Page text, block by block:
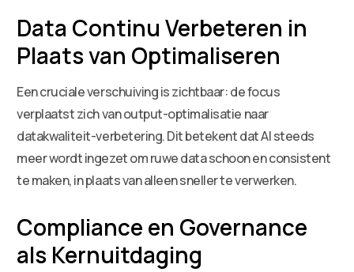
Data Continu Verbeteren in
Plaats van Optimaliseren
Een cruciale verschuiving is zichtbaar: de focus
verplaatst zich van output-optimalisatie naar
datakwaliteit-verbetering. Dit betekent dat AI steeds
meer wordt ingezet om ruwe data schoon en consistent
te maken, in plaats van alleen sneller te verwerken.
Compliance en Governance
als Kernuitdaging